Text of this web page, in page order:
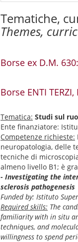
Tematiche,
Themes,
Borse ex D.M.
Borse ENTI TERZI,
Tematica: Studi sul
Ente finanziatore:
Competenze richieste:
neuropatologia, delle
tecniche di
almeno livello B1; è
- Investigating the
sclerosis pathogenesis
Funded by: Istituto
Required skills: The
familiarity with in situ
techniques, and
willingness to spend